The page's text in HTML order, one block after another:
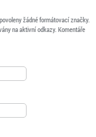
žádné formátovací značky.
na aktivní odkazy. Komentáře